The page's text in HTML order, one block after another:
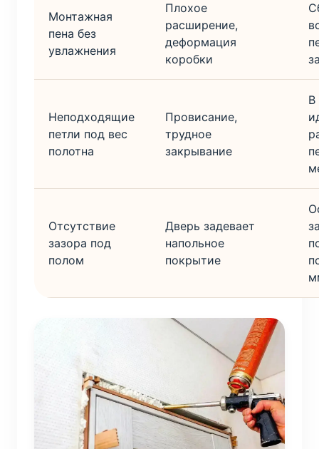
Монтажная
пена без
увлажнения
Плохое
расширение,
деформация
коробки
Неподходящие
петли под вес
полотна
Провисание,
трудное
закрывание
В
Отсутствие
зазора под
полом
Дверь задевает
напольное
покрытие